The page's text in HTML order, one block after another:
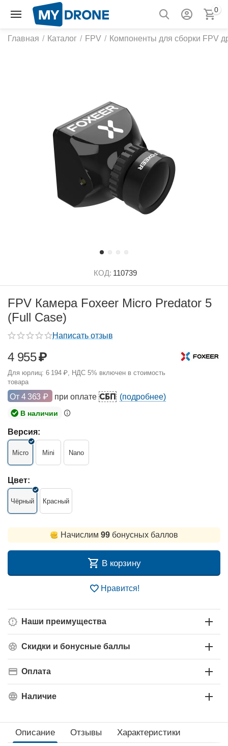
0
Главная / Каталог / FPV / Компоненты для сборки FPV
КОД: 110739
FPV Камера Foxeer Micro Predator 5
(Full Case)
Написать отзыв
4 955₽
Для юрлиц: 6 194 ₽, НДС 5% включен в стоимость
товара
От 4 363 ₽ при оплате СБП (подробнее)
В наличии
Версия:
Micro Mini Nano
Цвет:
Чёрный Красный
Начислим 99бонусных баллов
В корзину
Нравится!
Наши преимущества
Скидки и бонусные баллы
Оплата
Наличие
Описание Отзывы Характеристики